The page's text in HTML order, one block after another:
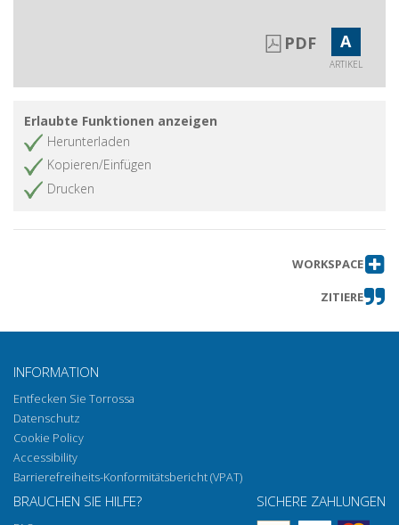
PDF A
ARTIKEL
Erlaubte Funktionen anzeigen
Herunterladen
Kopieren/Einfügen
Drucken
WORKSPACE
ZITIERE
INFORMATION
Entfecken Sie Torrossa
Datenschutz
Cookie Policy
Accessibility
Barrierefreiheits-Konformitätsbericht (VPAT)
BRAUCHEN SIE HILFE? SICHERE ZAHLUNGEN